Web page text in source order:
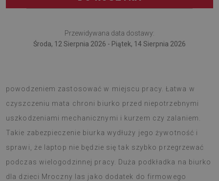
Przewidywana data dostawy:
Środa, 12 Sierpnia 2026 - Piątek, 14 Sierpnia 2026
powodzeniem zastosować w miejscu pracy. Łatwa w
czyszczeniu mata chroni biurko przed niepotrzebnymi
uszkodzeniami mechanicznymi i kurzem czy zalaniem.
Takie zabezpieczenie biurka wydłuży jego żywotność i
sprawi, że laptop nie będzie się tak szybko przegrzewać
podczas wielogodzinnej pracy. Duża podkładka na biurko
dla dzieci Mroczny las jako dodatek do firmowego